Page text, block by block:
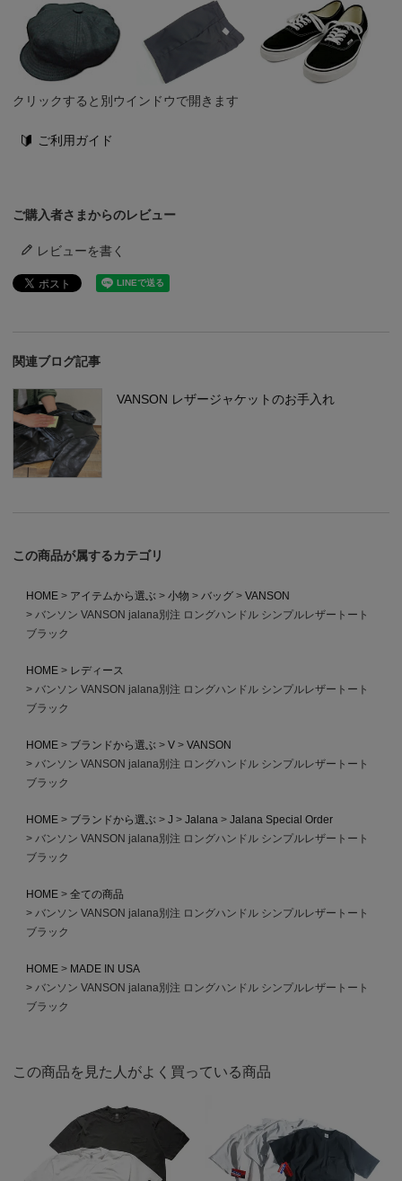
クリックすると別ウインドウで開きます
ご利用ガイド
ご購入者さまからのレビュー
レビューを書く
関連ブログ記事
VANSON レザージャケットのお手入れ
この商品が属するカテゴリ
HOME アイテムから選ぶ 小物 バッグ
VANSON
バンソン VANSON jalana別注 ロングハンドル シンプルレザートート
ブラック
HOME
レディース
バンソン VANSON jalana別注 ロングハンドル シンプルレザートート
ブラック
HOME ブランドから選ぶ V
VANSON
バンソン VANSON jalana別注 ロングハンドル シンプルレザートート
ブラック
HOME ブランドから選ぶ J Jalana
Jalana Special Order
バンソン VANSON jalana別注 ロングハンドル シンプルレザートート
ブラック
HOME
全ての商品
バンソン VANSON jalana別注 ロングハンドル シンプルレザートート
ブラック
HOME
MADE IN USA
バンソン VANSON jalana別注 ロングハンドル シンプルレザートート
ブラック
この商品を見た人がよく買っている商品